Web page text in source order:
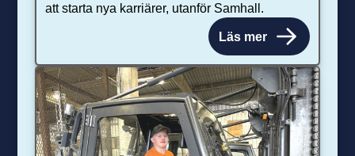
att starta nya karriärer, utanför Samhall.
Läs mer